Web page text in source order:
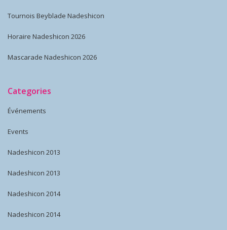
Tournois Beyblade Nadeshicon
Horaire Nadeshicon 2026
Mascarade Nadeshicon 2026
Categories
Événements
Events
Nadeshicon 2013
Nadeshicon 2013
Nadeshicon 2014
Nadeshicon 2014